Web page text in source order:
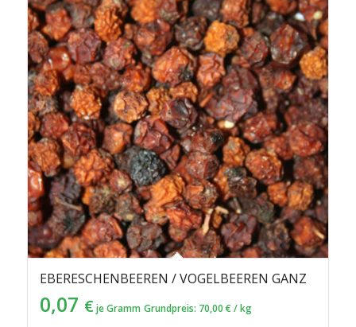
EBERESCHENBEEREN / VOGELBEEREN GANZ
0,07 € je Gramm Grundpreis: 70,00 € /kg